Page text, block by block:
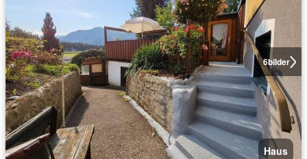
6bilder
Haus